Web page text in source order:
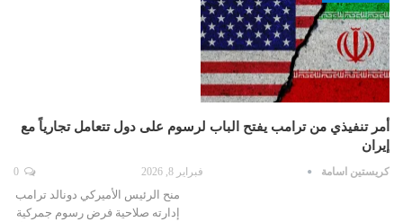
أمر تنفيذي من ترامب يفتح الباب لرسوم على دول تتعامل تجارياً مع
إيران
كريستين اسامة فبراير 8, 2026
منح الرئيس الأميركي دونالد ترامب
إدارته صلاحية فرض رسوم جمركية